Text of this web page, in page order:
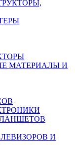
МАТЕРИАЛЫ И
И